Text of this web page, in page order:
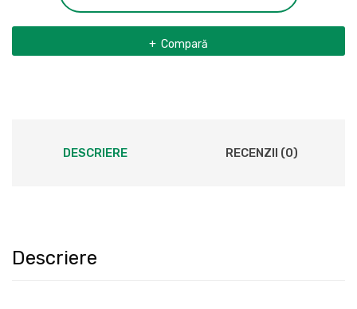
presiune
EASYAQUATAK
Compară
DESCRIERE RECENZII (0)
Descriere